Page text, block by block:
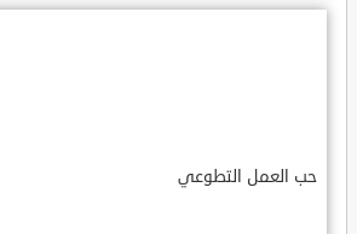
حب العمل التطوعي